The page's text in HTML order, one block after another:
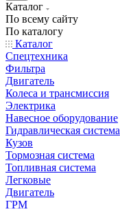
Каталог
По всему сайту
По каталогу
Каталог
Спецтехника
Фильтра
Двигатель
Колеса и трансмиссия
Электрика
Навесное оборудование
Гидравлическая система
Кузов
Тормозная система
Топливная система
Легковые
Двигатель
ГРМ